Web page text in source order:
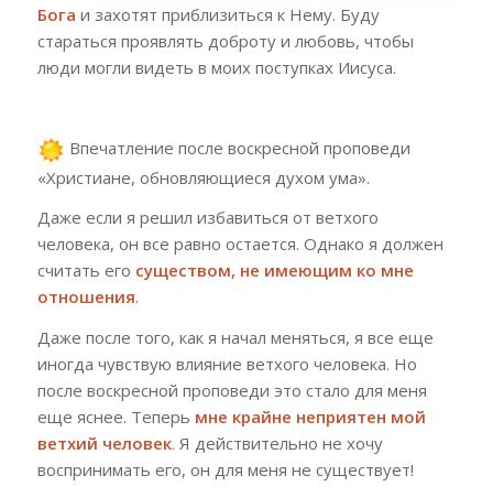
Бога и захотят приблизиться к Нему. Буду
стараться проявлять доброту и любовь, чтобы
люди могли видеть в моих поступках Иисуса.
Впечатление после воскресной проповеди
«Христиане, обновляющиеся духом ума».
Даже если я решил избавиться от ветхого
человека, он все равно остается. Однако я должен
считать его существом, не имеющим ко мне
отношения.
Даже после того, как я начал меняться, я все еще
иногда чувствую влияние ветхого человека. Но
после воскресной проповеди это стало для меня
еще яснее. Теперь мне крайне неприятен мой
ветхий человек. Я действительно не хочу
воспринимать его, он для меня не существует!